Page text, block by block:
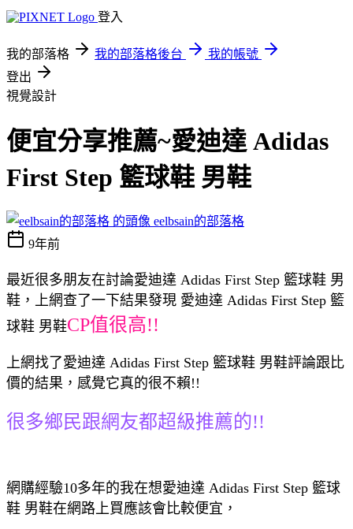
登入
我的部落格 我的部落格後台
我的帳號
登出
視覺設計
便宜分享推薦~愛迪達 Adidas
First Step 籃球鞋 男鞋
eelbsain的部落格
9年前
最近很多朋友在討論愛迪達 Adidas First Step 籃球鞋 男
鞋，上網查了一下結果發現 愛迪達 Adidas First Step 籃
球鞋 男鞋CP值很高!!
上網找了愛迪達 Adidas First Step 籃球鞋 男鞋評論跟比
價的結果，感覺它真的很不賴!!
很多鄉民跟網友都超級推薦的!!
網購經驗10多年的我在想愛迪達 Adidas First Step 籃球
鞋 男鞋在網路上買應該會比較便宜，